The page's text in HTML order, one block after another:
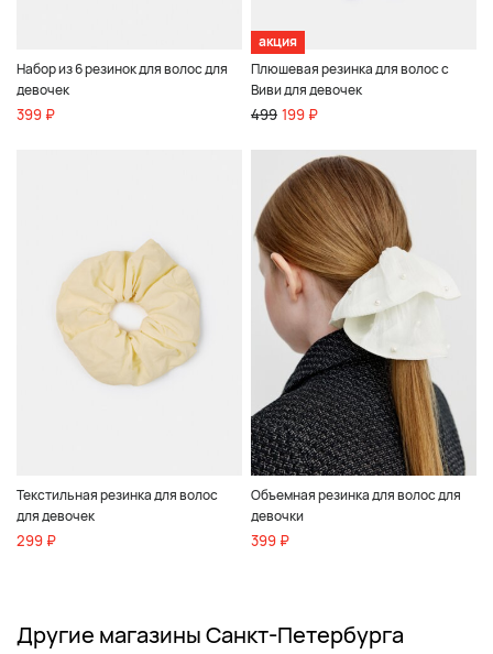
Набор из 6 резинок для волос для
девочек
399 ₽
акция
Плюшевая резинка для волос с
Виви для девочек
499 199 ₽
Текстильная резинка для волос
для девочек
299 ₽
Объемная резинка для волос для
девочки
399 ₽
Другие магазины Санкт-Петербурга